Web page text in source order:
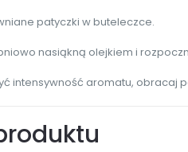
patyczki w buteleczce.
nasiąkną olejkiem i
intensywność aromatu, obracaj